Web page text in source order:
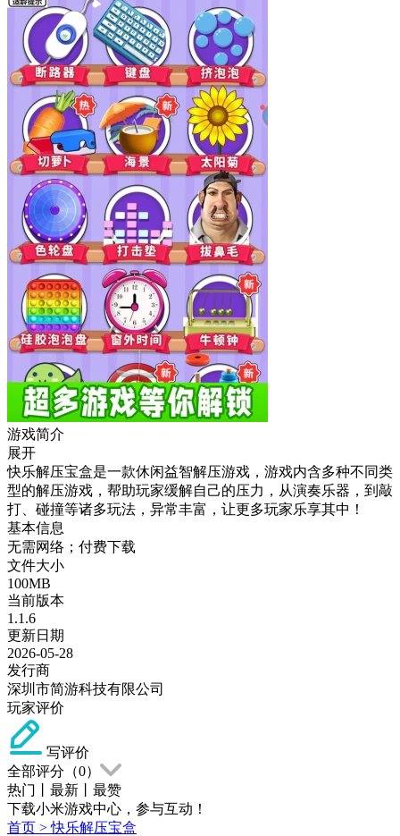
游戏简介
展开
快乐解压宝盒是一款休闲益智解压游戏，游戏内含多种不同类
型的解压游戏，帮助玩家缓解自己的压力，从演奏乐器，到敲
打、碰撞等诸多玩法，异常丰富，让更多玩家乐享其中！
基本信息
无需网络；付费下载
文件大小
100MB
当前版本
1.1.6
更新日期
2026-05-28
发行商
深圳市简游科技有限公司
玩家评价
写评价
全部评分（0）
热门
最新
最赞
下载小米游戏中心，参与互动！
首页 >快乐解压宝盒